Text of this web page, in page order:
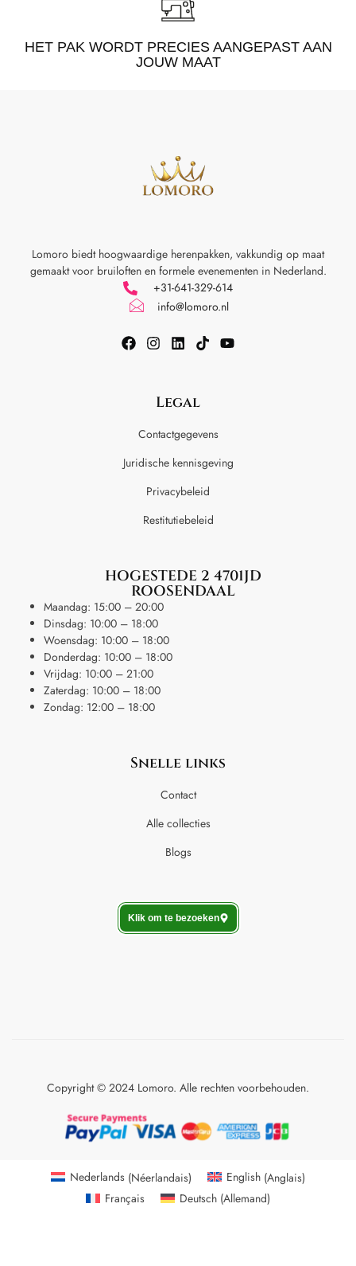
HET PAK WORDT PRECIES AANGEPAST AAN
JOUW MAAT
Lomoro biedt hoogwaardige herenpakken, vakkundig op maat
gemaakt voor bruiloften en formele evenementen in Nederland.
+31-641-329-614
info@lomoro.nl
Legal
Contactgegevens
Juridische kennisgeving
Privacybeleid
Restitutiebeleid
HOGESTEDE 2 4701JD
ROOSENDAAL
Maandag: 15:00 – 20:00
Dinsdag: 10:00 – 18:00
Woensdag: 10:00 – 18:00
Donderdag: 10:00 – 18:00
Vrijdag: 10:00 – 21:00
Zaterdag: 10:00 – 18:00
Zondag: 12:00 – 18:00
Snelle links
Contact
Alle collecties
Blogs
Klik om te bezoeken
Copyright © 2024 Lomoro. Alle rechten voorbehouden.
Nederlands (Néerlandais) English(Anglais)
Français
Deutsch(Allemand)